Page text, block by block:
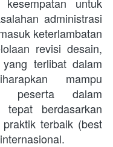
administrasi
keterlambatan
revisi desain,
terlibat dalam
mampu
peserta dalam
berdasarkan
terbaik (best